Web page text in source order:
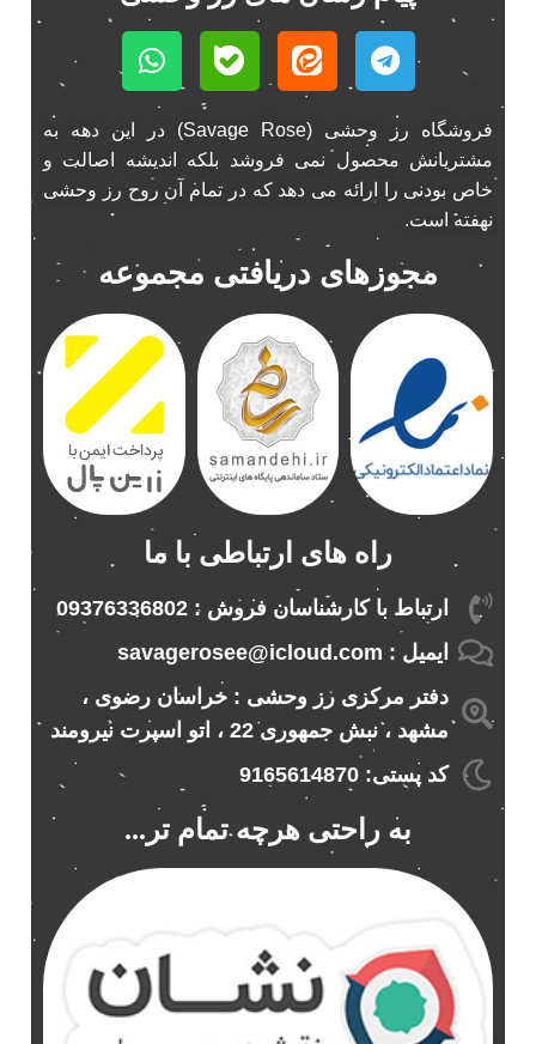
فروشگاه رز وحشی (Savage Rose) در این دهه به
مشتریانش محصول نمی فروشد بلکه اندیشه اصالت و
خاص بودنی را ارائه می دهد که در تمام آن روح رز وحشی
نهفته است.
مجوزهای دریافتی مجموعه
راه های ارتباطی با ما
ارتباط با کارشناسان فروش : 09376336802
ایمیل : savagerosee@icloud.com
دفتر مرکزی رز وحشی : خراسان رضوی ،
مشهد ، نبش جمهوری 22 ، اتو اسپرت نیرومند
کد پستی: 9165614870
به راحتی هرچه تمام تر...